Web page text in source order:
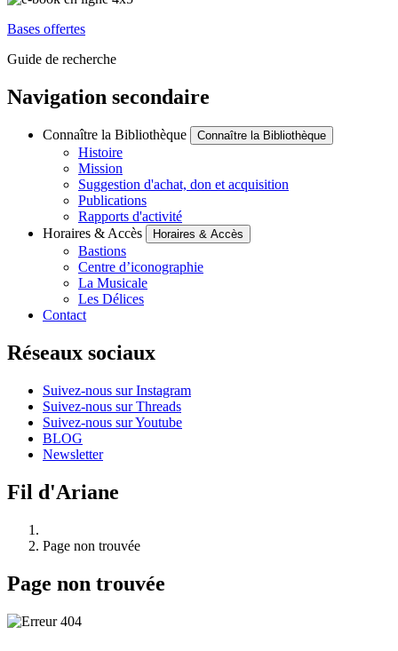
Bases offertes
Guide de recherche
Navigation secondaire
Connaître la Bibliothèque Connaître la Bibliothèque
Histoire
Mission
Suggestion d'achat, don et acquisition
Publications
Rapports d'activité
Horaires & Accès
Horaires & Accès
Bastions
Centre d’iconographie
La Musicale
Les Délices
Contact
Réseaux sociaux
Suivez-nous sur Instagram
Suivez-nous sur Threads
Suivez-nous sur Youtube
BLOG
Newsletter
Fil d'Ariane
Page non trouvée
Page non trouvée